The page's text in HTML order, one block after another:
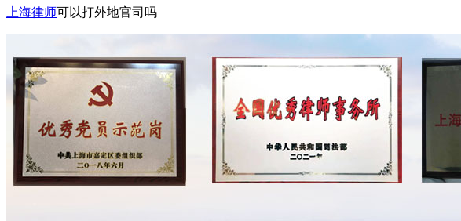
上海律师可以打外地官司吗